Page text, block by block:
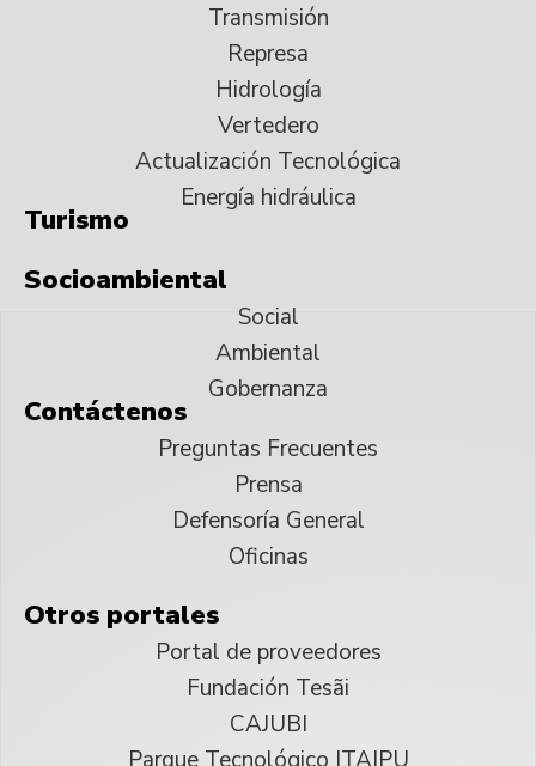
Transmisión
Represa
Hidrología
Vertedero
Actualización Tecnológica
Energía hidráulica
Turismo
Socioambiental
Social
Ambiental
Gobernanza
Contáctenos
Preguntas Frecuentes
Prensa
Defensoría General
Oficinas
Otros portales
Portal de proveedores
Fundación Tesãi
CAJUBI
Parque Tecnológico ITAIPU